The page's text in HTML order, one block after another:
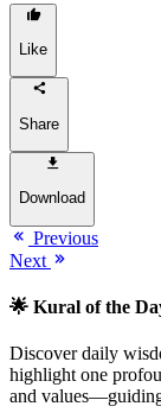
Like
Share
Download
Previous
Next
🌟 Kural of the
Discover daily
highlight one
and